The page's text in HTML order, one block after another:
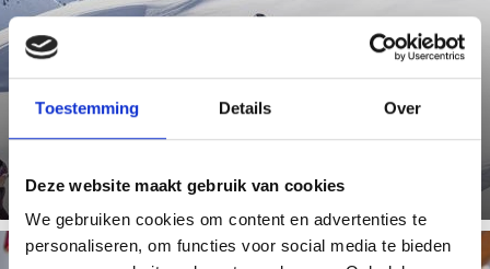
Toestemming Details Over
Deze website maakt gebruik van cookies
We gebruiken cookies om content en advertenties te
personaliseren, om functies voor social media te bieden
Martello bieden de liefhebbers van ski-tours talloze ...
Meer weten